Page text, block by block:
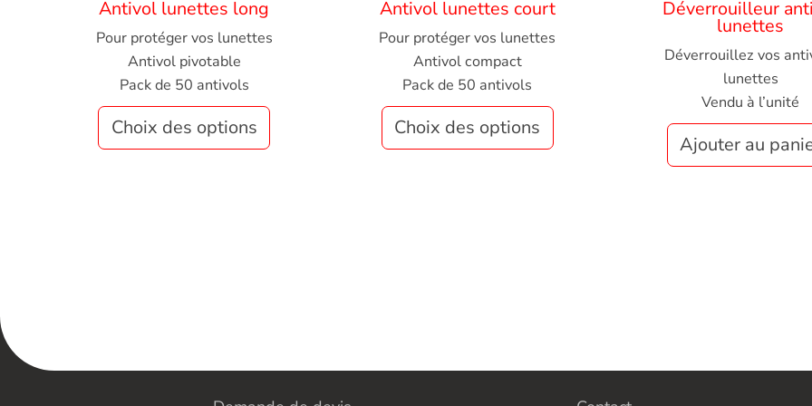
Antivol lunettes long
Pour protéger vos lunettes
Antivol pivotable
Pack de 50 antivols
Choix des options
Antivol lunettes court
Pour protéger vos lunettes
Antivol compact
Pack de 50 antivols
Choix des options
Déverrouilleur
lunettes
Déverrouillez vos
lunettes
Vendu à l’unité
Ajouter au